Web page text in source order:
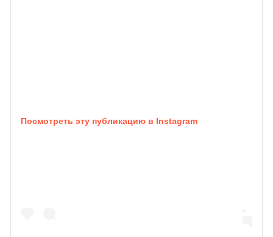
Посмотреть эту публикацию в Instagram